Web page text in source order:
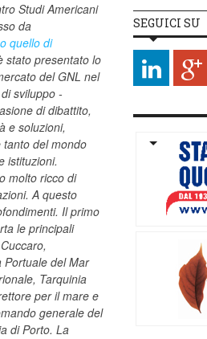
Studi Americani
da
quello di
stato presentato lo
del GNL nel
sviluppo -
di dibattito,
e soluzioni,
tanto del mondo
istituzioni.
molto ricco di
A questo
Il primo
le principali
Portuale del Mar
, Tarquinia
per il mare e
generale del
di Porto. La
SEGUICI SU